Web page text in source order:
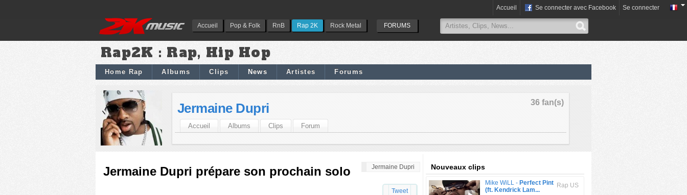
Accueil Pop & Folk RnB Rap 2K Rock Metal FORUMS
Accueil Se connecter avec Facebook Se connecter
Rap2K : Rap, Hip Hop
Home Rap Albums Clips News Artistes Forums
36 fan(s)
Jermaine Dupri
Accueil Albums Clips Forum
Jermaine Dupri
Jermaine Dupri prépare son prochain solo
Tweet
Nouveaux clips
Rap US
Mike WiLL - Perfect Pint
(ft. Kendrick Lam...